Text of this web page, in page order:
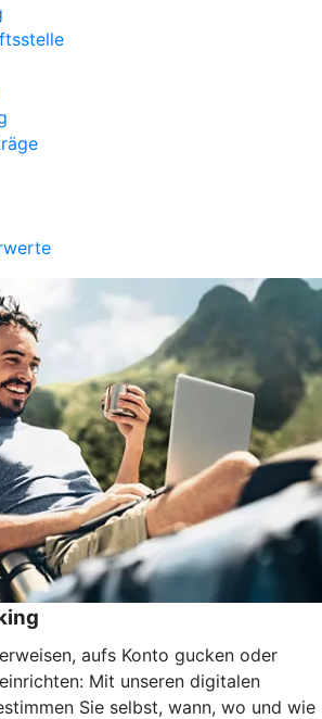
aufs Konto gucken oder
Mit unseren digitalen
Sie selbst, wann, wo und wie